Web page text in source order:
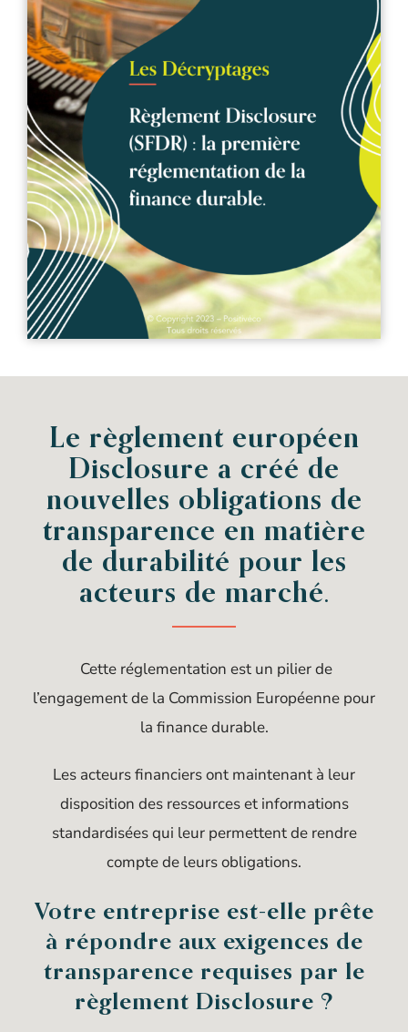
Le règlement européen
Disclosure a créé de
nouvelles obligations de
transparence en matière
de durabilité pour les
acteurs de marché.
Cette réglementation est un pilier de
l’engagement de la Commission Européenne pour
la finance durable.
Les acteurs financiers ont maintenant à leur
disposition des ressources et informations
standardisées qui leur permettent de rendre
compte de leurs obligations.
Votre entreprise est-elle prête
à répondre aux exigences de
transparence requises par le
règlement Disclosure ?